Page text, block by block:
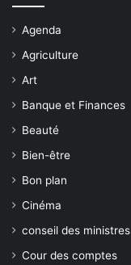
Agenda
Agriculture
Art
Banque et Finances
Beauté
Bien-être
Bon plan
Cinéma
conseil des ministres
Cour des comptes